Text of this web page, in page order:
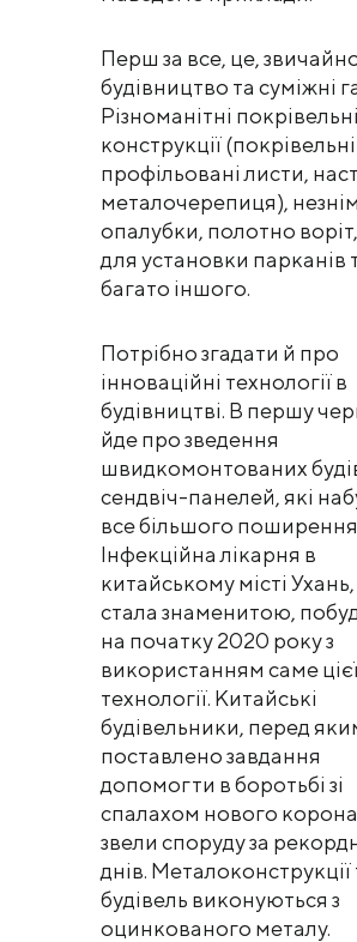
Перш за все, це,
будівництво та суміжні
Різноманітні покрівельні
конструкції (покрівельні
профільовані листи,
металочерепиця),
опалубки, полотно
для установки парканів
багато іншого.
Потрібно згадати й про
інноваційні технології в
будівництві. В першу
йде про зведення
швидкомонтованих
сендвіч-панелей, які
все більшого
Інфекційна лікарня в
китайському місті
стала знаменитою,
на початку 2020 року з
використанням саме
технології. Китайські
будівельники, перед
поставлено завдання
допомогти в боротьбі зі
спалахом нового
звели споруду за
днів. Металоконструкції
будівель виконуються з
оцинкованого металу.